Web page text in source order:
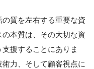
質を左右する重要な資
本質は、その大切な資
援することにありま
力、そして顧客視点に